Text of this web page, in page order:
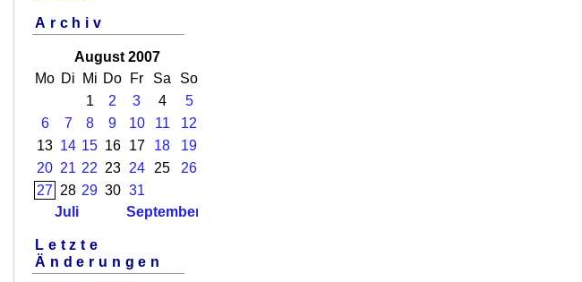
Archiv
August 2007
Mo Di Mi Do Fr Sa
So
1
2 3 4
5
6
7 8 9 10 11
12
13 14 15 16 17 18
19
20 21 22 23 24 25
26
27 28 29 30 31
Juli
September
Letzte
Änderungen